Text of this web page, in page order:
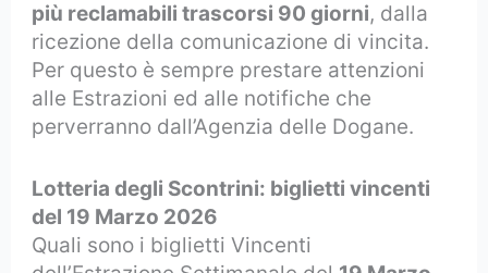
più reclamabili trascorsi 90 giorni, dalla
ricezione della comunicazione di vincita.
Per questo è sempre prestare attenzioni
alle Estrazioni ed alle notifiche che
perverranno dall’Agenzia delle Dogane.
Lotteria degli Scontrini: biglietti vincenti
del 19 Marzo 2026
Quali sono i biglietti Vincenti